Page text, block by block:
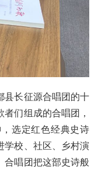
县长征源合唱团的十
们组成的合唱团，
选定红色经典史诗
学校、社区、乡村演
合唱团把这部史诗般